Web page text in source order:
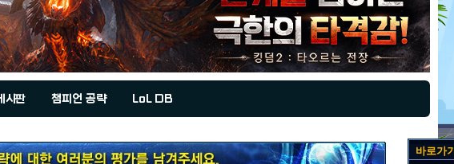
시판 챔피언 공략 LoL DB
바로가